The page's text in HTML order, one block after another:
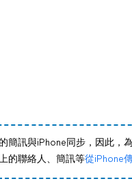
簡訊與iPhone同步，因此，
的聯絡人、簡訊等從iPhone